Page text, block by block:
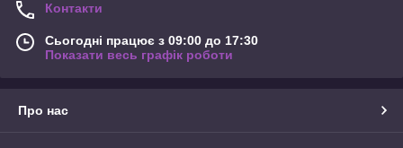
Контакти
Сьогодні працює з 09:00 до 17:30
Показати весь графік роботи
Про нас